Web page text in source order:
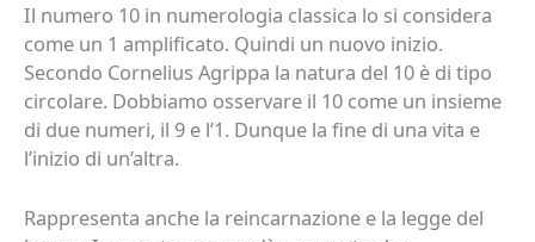
Il numero 10 in numerologia classica lo si considera
come un 1 amplificato. Quindi un nuovo inizio.
Secondo Cornelius Agrippa la natura del 10 è di tipo
circolare. Dobbiamo osservare il 10 come un insieme
di due numeri, il 9 e l’1. Dunque la fine di una vita e
l’inizio di un’altra.
Rappresenta anche la reincarnazione e la legge del